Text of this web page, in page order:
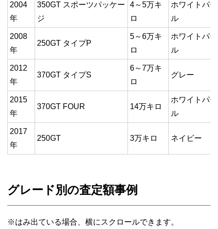
2004
年
350GT スポーツパッケー
ジ
4～5万キ
ロ
ホワイトパー
ル
2008
年
250GT タイプP
5～6万キ
ロ
ホワイトパー
ル
2012
年
370GT タイプS
6～7万キ
ロ
グレー
2015
年
370GT FOUR 14万キロ
ホワイトパー
ル
2017
年
250GT 3万キロ ネイビー
グレード別の査定額事例